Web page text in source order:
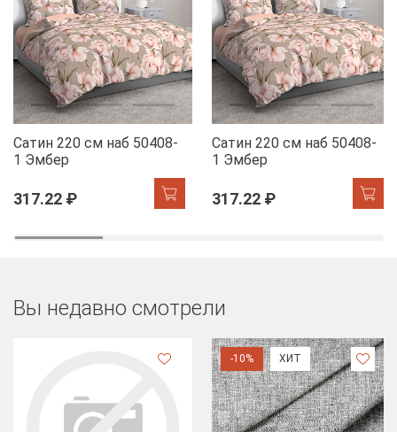
Сатин 220 см наб 50408-
1 Эмбер
317.22 ₽
Сатин 220 см наб 50408-
1 Эмбер
317.22 ₽
Вы недавно смотрели
-10% ХИТ